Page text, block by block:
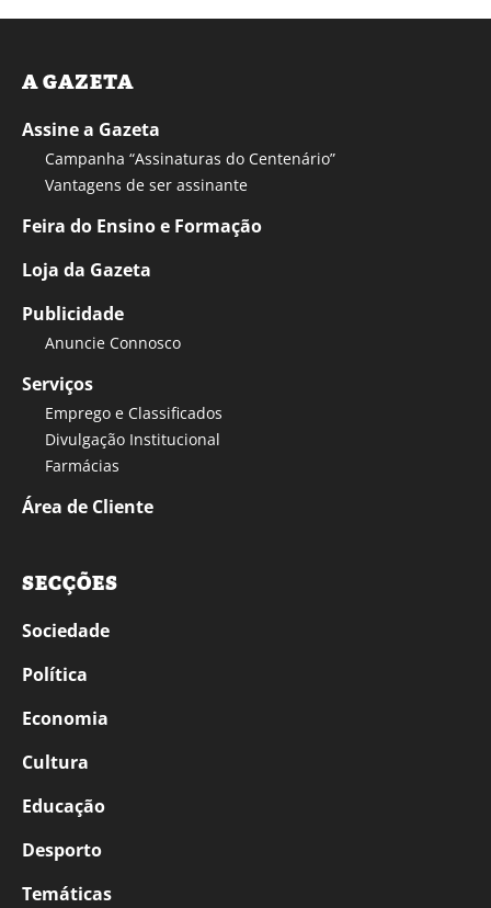
A GAZETA
Assine a Gazeta
Campanha “Assinaturas do Centenário”
Vantagens de ser assinante
Feira do Ensino e Formação
Loja da Gazeta
Publicidade
Anuncie Connosco
Serviços
Emprego e Classificados
Divulgação Institucional
Farmácias
Área de Cliente
SECÇÕES
Sociedade
Política
Economia
Cultura
Educação
Desporto
Temáticas